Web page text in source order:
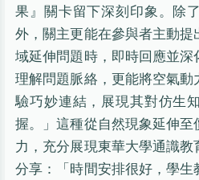
果』關卡留下深刻印象。除
外，關主更能在參與者主動
域延伸問題時，即時回應並
理解問題脈絡，更能將空氣
驗巧妙連結，展現其對仿生
握。」這種從自然現象延伸
力，充分展現東華大學通識
分享：「時間安排很好，學